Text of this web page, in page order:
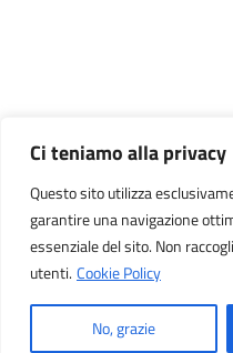
Ci teniamo alla privacy
Questo sito utilizza
garantire una navigazione
essenziale del sito. Non
utenti. Cookie Policy
No, grazie